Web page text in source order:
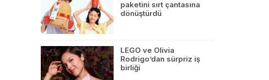
paketini sırt çantasına
dönüştürdü
LEGO ve Olivia
Rodrigo’dan sürpriz iş
birliği